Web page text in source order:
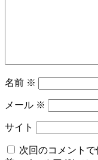
名前 ※
メール ※
サイト
次回のコメント